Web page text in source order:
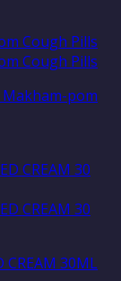
pom
CREAM 30ML